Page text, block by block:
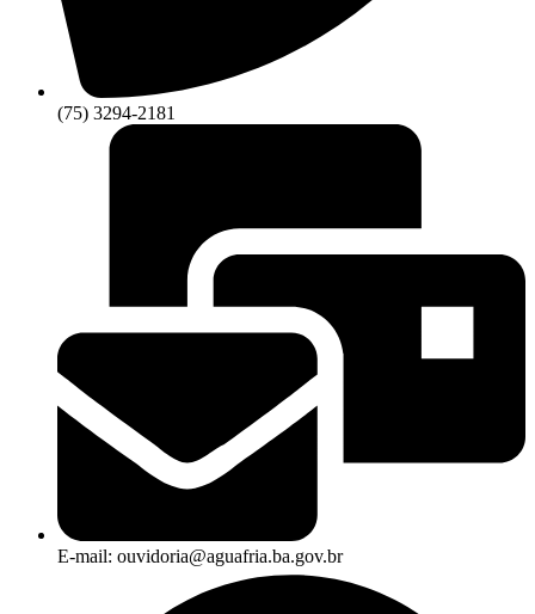
(75) 3294-2181
E-mail: ouvidoria@aguafria.ba.gov.br